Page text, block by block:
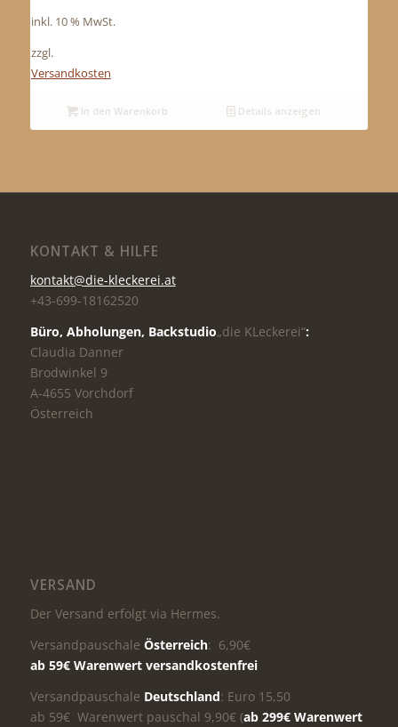
inkl. 10 % MwSt.
zzgl.
Versandkosten
In den Warenkorb Details anzeigen
KONTAKT & HILFE
kontakt@die-kleckerei.at
+43-699-18162520
Büro, Abholungen, Backstudio„die KLeckerei“:
Claudia Danner
Brodwinkel 9
A-4655 Vorchdorf
Österreich
VERSAND
Der Versand erfolgt via Hermes.
Versandpauschale Österreich: 6,90€
ab 59€ Warenwert versandkostenfrei
Versandpauschale Deutschland: Euro 15,50
ab 59€ Warenwert pauschal 9,90€ (ab 299€ Warenwert